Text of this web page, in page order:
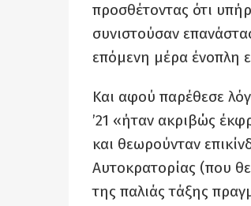
προσθέτοντας ότι
συνιστούσαν
επόμενη μέρα ένοπλη
Και αφού παρέθεσε
’21 «ήταν ακριβώς
και θεωρούνταν
Αυτοκρατορίας (που
της παλιάς τάξης